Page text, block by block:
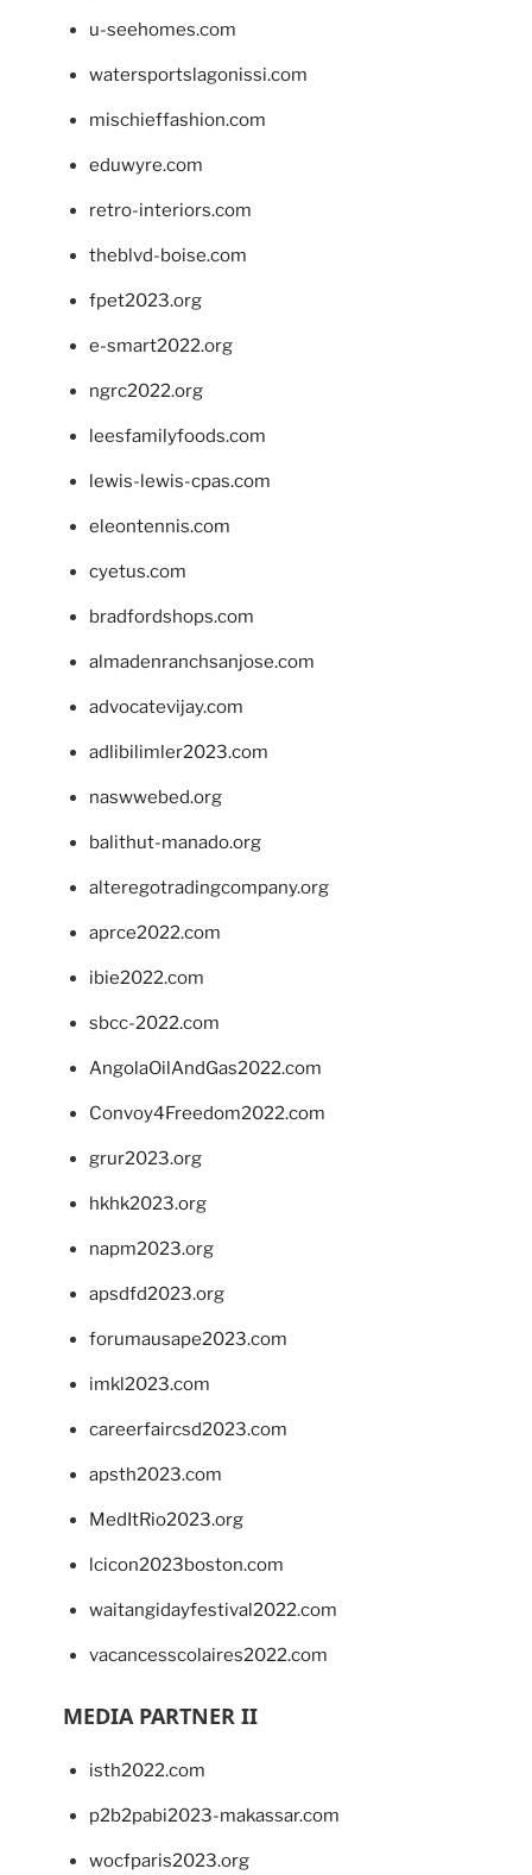
u-seehomes.com
watersportslagonissi.com
mischieffashion.com
eduwyre.com
retro-interiors.com
theblvd-boise.com
fpet2023.org
e-smart2022.org
ngrc2022.org
leesfamilyfoods.com
lewis-lewis-cpas.com
eleontennis.com
cyetus.com
bradfordshops.com
almadenranchsanjose.com
advocatevijay.com
adlibilimler2023.com
naswwebed.org
balithut-manado.org
alteregotradingcompany.org
aprce2022.com
ibie2022.com
sbcc-2022.com
AngolaOilAndGas2022.com
Convoy4Freedom2022.com
grur2023.org
hkhk2023.org
napm2023.org
apsdfd2023.org
forumausape2023.com
imkl2023.com
careerfaircsd2023.com
apsth2023.com
MedItRio2023.org
lcicon2023boston.com
waitangidayfestival2022.com
vacancesscolaires2022.com
MEDIA PARTNER II
isth2022.com
p2b2pabi2023-makassar.com
wocfparis2023.org